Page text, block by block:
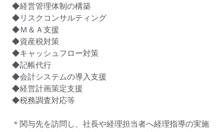
◆経営管理体制の構築
◆リスクコンサルティング
◆Ｍ＆Ａ支援
◆資産税対策
◆キャッシュフロー対策
◆記帳代行
◆会計システムの導入支援
◆経営計画策定支援
◆税務調査対応等
＊関与先を訪問し、社長や経理担当者へ経理指導の実施